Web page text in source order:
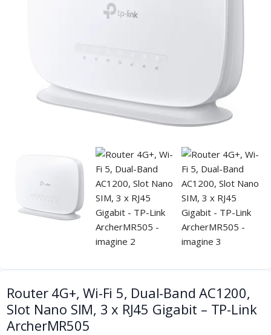
Router 4G+, Wi-Fi 5, Dual-Band AC1200,
Slot Nano SIM, 3 x RJ45 Gigabit – TP-Link
ArcherMR505